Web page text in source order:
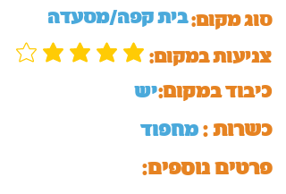
סוג מקום:בית קפה/מסעדה
:צניעות במקום
ישכיבוד במקום:
מחפוד כשרות :
:פרטים נוספים